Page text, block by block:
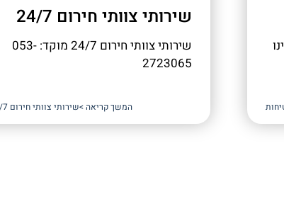
שירותי צוותי חירום 24/7
שירותי צוותי חירום 24/7 מוקד: 053-
2723065
המשך קריאה >שירותי צוותי חירום 24/7